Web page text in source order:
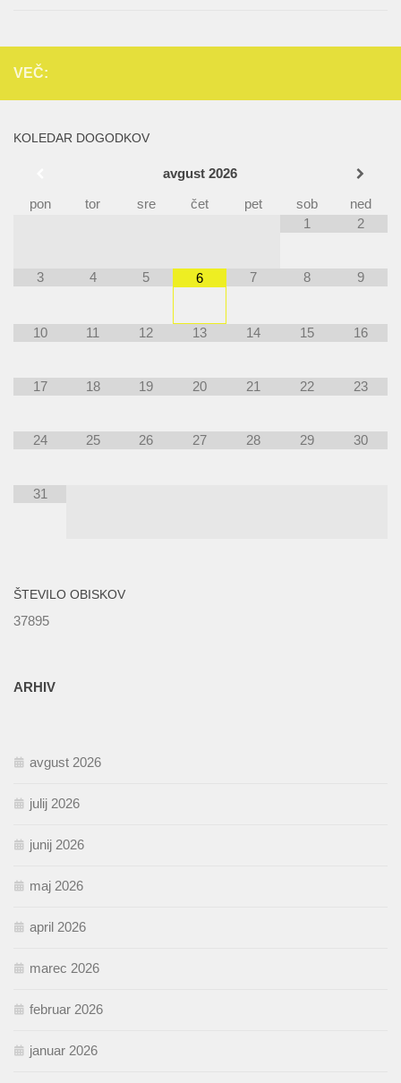
VEČ:
KOLEDAR DOGODKOV
avgust 2026
pon
tor sre čet pet sob
ned
1
2
3 4 5 6 7 8 9
10 11 12 13 14 15 16
17 18 19 20 21 22 23
24 25 26 27 28 29 30
31
ŠTEVILO OBISKOV
37895
ARHIV
avgust 2026
julij 2026
junij 2026
maj 2026
april 2026
marec 2026
februar 2026
januar 2026